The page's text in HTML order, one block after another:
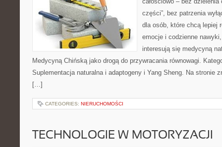
części”, bez patrzenia
dla osób, które chcą lepiej
emocje i codzienne
interesują się medycyną
Medycyną Chińską jako drogą do przywracania równowagi.
Suplementacja naturalna i adaptogeny i Yang Sheng. Na stronie
[…]
CATEGORIES: NIERUCHOMOŚCI
TECHNOLOGIE W MOTORYZACJI